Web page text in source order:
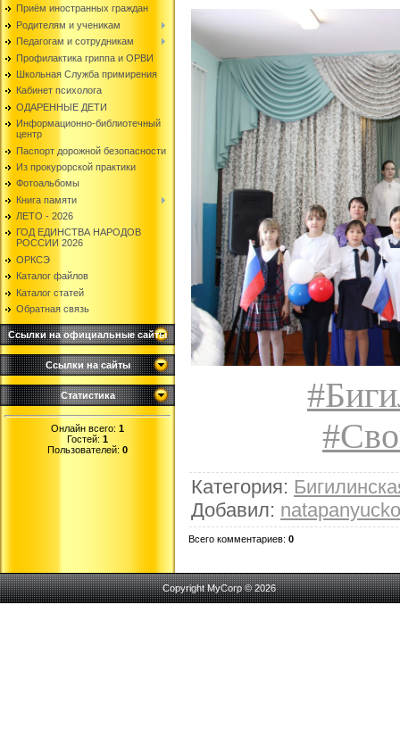
Приём иностранных граждан
Родителям и ученикам
Педагогам и сотрудникам
Профилактика гриппа и ОРВИ
Школьная Служба примирения
Кабинет психолога
ОДАРЕННЫЕ ДЕТИ
Информационно-библиотечный
центр
Паспорт дорожной безопасности
Из прокурорской практики
Фотоальбомы
Книга памяти
ЛЕТО - 2026
ГОД ЕДИНСТВА НАРОДОВ
РОССИИ 2026
ОРКСЭ
Каталог файлов
Каталог статей
Обратная связь
Ссылки на официальные сайты
Ссылки на сайты
Статистика
Онлайн всего: 1
Гостей: 1
Пользователей: 0
Категория:
Добавил:
Всего комментариев: 0
Copyright MyCorp © 2026